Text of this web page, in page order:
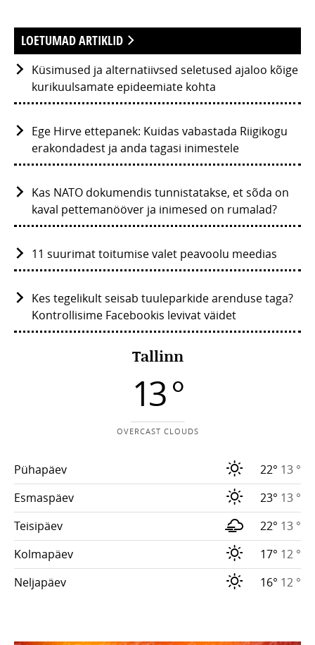
LOETUMAD ARTIKLID
Küsimused ja alternatiivsed seletused ajaloo kõige
kurikuulsamate epideemiate kohta
Ege Hirve ettepanek: Kuidas vabastada Riigikogu
erakondadest ja anda tagasi inimestele
Kas NATO dokumendis tunnistatakse, et sõda on
kaval pettemanööver ja inimesed on rumalad?
11 suurimat toitumise valet peavoolu meedias
Kes tegelikult seisab tuuleparkide arenduse taga?
Kontrollisime Facebookis levivat väidet
Tallinn
13 °
OVERCAST CLOUDS
Pühapäev 22° 13 °
Esmaspäev
23° 13 °
Teisipäev
22° 13 °
Kolmapäev
17° 12 °
Neljapäev
16° 12 °